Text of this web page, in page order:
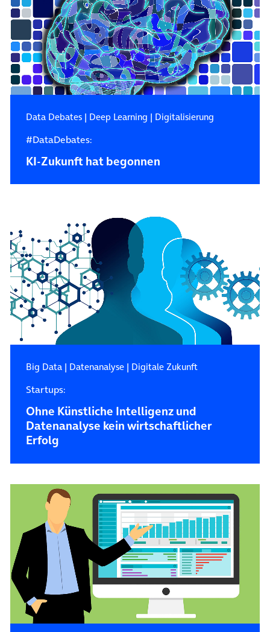
Data Debates| Deep Learning | Digitalisierung
#DataDebates:
KI-Zukunft hat begonnen
Big Data| Datenanalyse| Digitale Zukunft
Startups:
Ohne Künstliche Intelligenz und
Datenanalyse kein wirtschaftlicher
Erfolg